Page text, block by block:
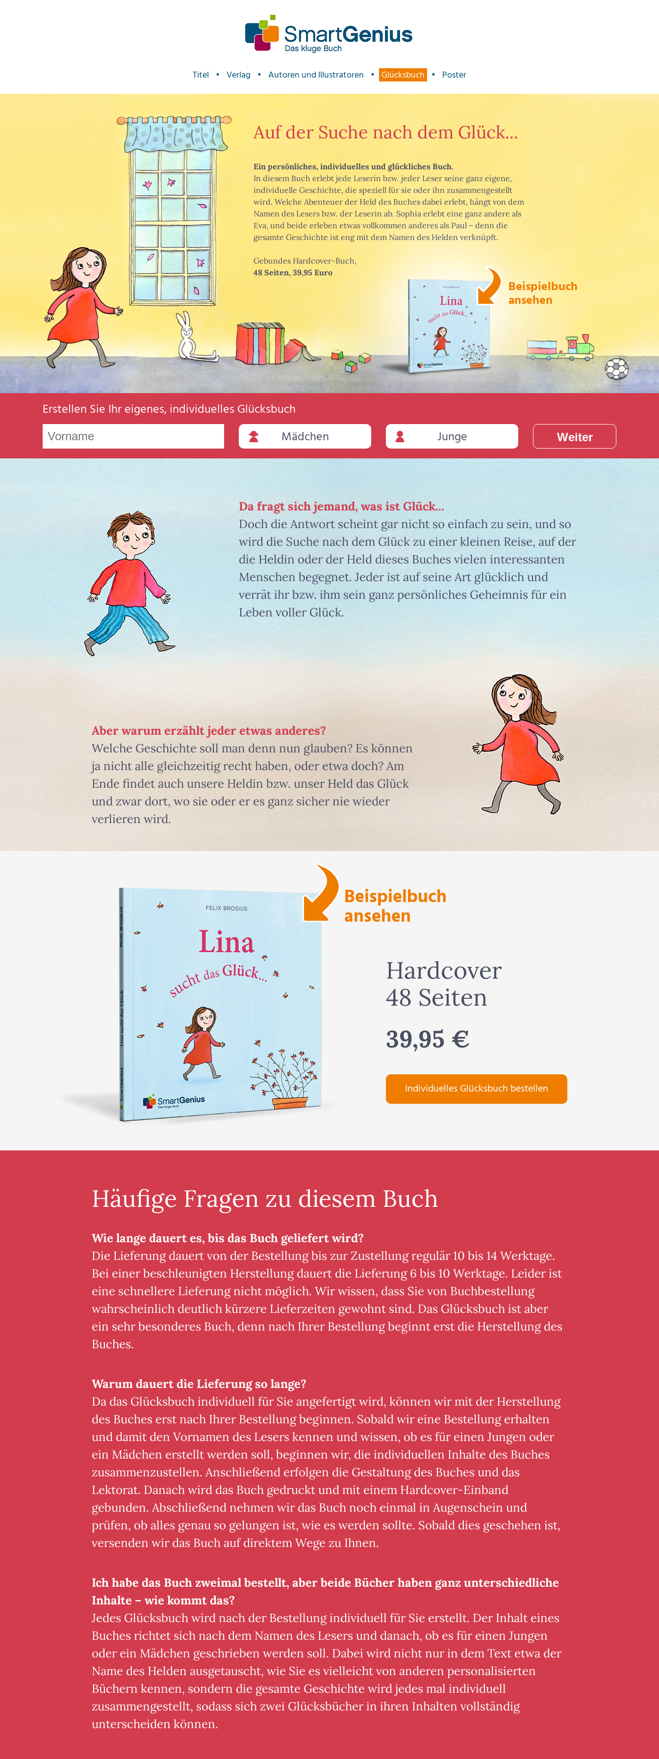
Titel • Verlag • Autoren und Illustratoren • Glücksbuch • Poster
Auf der Suche nach dem Glück...
Ein persönliches, individuelles und glückliches Buch.
In diesem Buch erlebt jede Leserin bzw. jeder Leser seine ganz eigene,
individuelle Geschichte, die speziell für sie oder ihn zusammengestellt
wird. Welche Abenteuer der Held des Buches dabei erlebt, hängt von dem
Namen des Lesers bzw. der Leserin ab. Sophia erlebt eine ganz andere als
Eva, und beide erleben etwas vollkommen anderes als Paul – denn die
gesamte Geschichte ist eng mit dem Namen des Helden verknüpft.
Gebundes Hardcover-Buch,
48 Seiten, 39,95 Euro
Beispielbuch
ansehen
Erstellen Sie Ihr eigenes, individuelles Glücksbuch
Mädchen
Junge Weiter
Da fragt sich jemand, was ist Glück...
Doch die Antwort scheint gar nicht so einfach zu sein, und so
wird die Suche nach dem Glück zu einer kleinen Reise, auf der
die Heldin oder der Held dieses Buches vielen interessanten
Menschen begegnet. Jeder ist auf seine Art glücklich und
verrät ihr bzw. ihm sein ganz persönliches Geheimnis für ein
Leben voller Glück.
Aber warum erzählt jeder etwas anderes?
Welche Geschichte soll man denn nun glauben? Es können
ja nicht alle gleichzeitig recht haben, oder etwa doch? Am
Ende findet auch unsere Heldin bzw. unser Held das Glück
und zwar dort, wo sie oder er es ganz sicher nie wieder
verlieren wird.
Beispielbuch
ansehen
Hardcover
48 Seiten
39,95 €
Individuelles Glücksbuch bestellen
Häufige Fragen zu diesem Buch
Wie lange dauert es, bis das Buch geliefert wird?
Die Lieferung dauert von der Bestellung bis zur Zustellung regulär 10 bis 14 Werktage.
Bei einer beschleunigten Herstellung dauert die Lieferung 6 bis 10 Werktage. Leider ist
eine schnellere Lieferung nicht möglich. Wir wissen, dass Sie von Buchbestellung
wahrscheinlich deutlich kürzere Lieferzeiten gewohnt sind. Das Glücksbuch ist aber
ein sehr besonderes Buch, denn nach Ihrer Bestellung beginnt erst die Herstellung des
Buches.
Warum dauert die Lieferung so lange?
Da das Glücksbuch individuell für Sie angefertigt wird, können wir mit der Herstellung
des Buches erst nach Ihrer Bestellung beginnen. Sobald wir eine Bestellung erhalten
und damit den Vornamen des Lesers kennen und wissen, ob es für einen Jungen oder
ein Mädchen erstellt werden soll, beginnen wir, die individuellen Inhalte des Buches
zusammenzustellen. Anschließend erfolgen die Gestaltung des Buches und das
Lektorat. Danach wird das Buch gedruckt und mit einem Hardcover-Einband
gebunden. Abschließend nehmen wir das Buch noch einmal in Augenschein und
prüfen, ob alles genau so gelungen ist, wie es werden sollte. Sobald dies geschehen ist,
versenden wir das Buch auf direktem Wege zu Ihnen.
Ich habe das Buch zweimal bestellt, aber beide Bücher haben ganz unterschiedliche
Inhalte – wie kommt das?
Jedes Glücksbuch wird nach der Bestellung individuell für Sie erstellt. Der Inhalt eines
Buches richtet sich nach dem Namen des Lesers und danach, ob es für einen Jungen
oder ein Mädchen geschrieben werden soll. Dabei wird nicht nur in dem Text etwa der
Name des Helden ausgetauscht, wie Sie es vielleicht von anderen personalisierten
Büchern kennen, sondern die gesamte Geschichte wird jedes mal individuell
zusammengestellt, sodass sich zwei Glücksbücher in ihren Inhalten vollständig
unterscheiden können.